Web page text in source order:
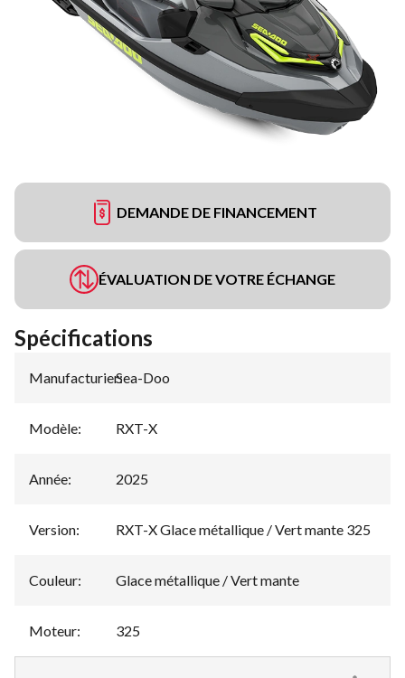
DEMANDE DE FINANCEMENT
ÉVALUATION DE VOTRE ÉCHANGE
Spécifications
Manufacturier:
Sea-Doo
Modèle: RXT-X
Année: 2025
Version: RXT-X Glace métallique / Vert mante 325
Couleur: Glace métallique / Vert mante
Moteur: 325